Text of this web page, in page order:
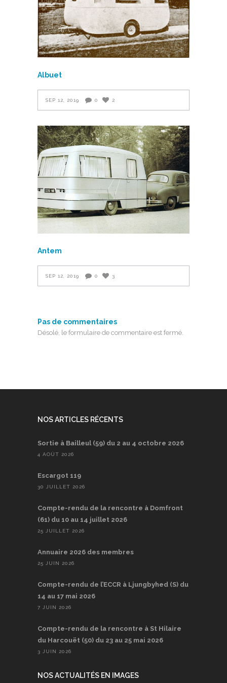
Albuet
SEP 12, 2019 0 2
Antem
SEP 12, 2019 0 3
Pas de commentaires
Désolé, le formulaire de commentaire est fermé.
NOS ARTICLES RÉCENTS
Sortie à Bailleul (59) du 2 au 4 octobre 2026
4 AOÛT 2026
Escargot 119
30 JUILLET 2026
Compte-rendu de la rencontre à Domfront
(61) du 10 au 14 juillet 2026
25 JUILLET 2026
Annuaire 2026 des membres
25 JUIN 2026
Compte-rendu de l’ECCR à Ljungbyhed (S) du
14 au 17 mai 2026
7 JUIN 2026
Compte-rendu de la rencontre à St Hilaire
du Harcouët (50) du 23 au 25 mai 2026
3 JUIN 2026
NOS ACTUALITÉS EN IMAGES